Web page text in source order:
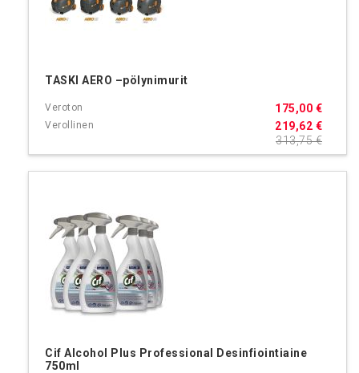
TASKI AERO –pölynimurit
219,62 €
175,00 €
313,75 €
Cif Alcohol Plus Professional Desinfiointiaine
750ml